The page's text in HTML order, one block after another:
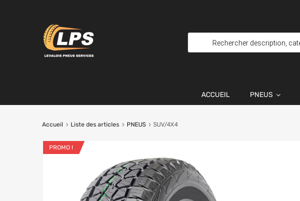
ACCUEIL PNEUS
Accueil Liste des articles PNEUS SUV/4X4
PROMO !